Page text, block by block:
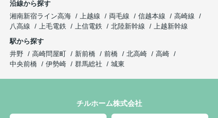
沿線から探す
湘南新宿ライン高海
上越線 両毛線 信越本線
高崎線
八高線
上毛電鉄 上信電鉄 北陸新幹線
上越新幹線
駅から探す
井野
高崎問屋町 新前橋 前橋 北高崎
高崎
中央前橋
伊勢崎 群馬総社 城東
チルホーム株式会社